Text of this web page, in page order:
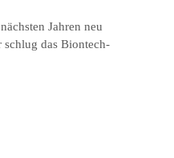
Jahren neu
schlug das Biontech-